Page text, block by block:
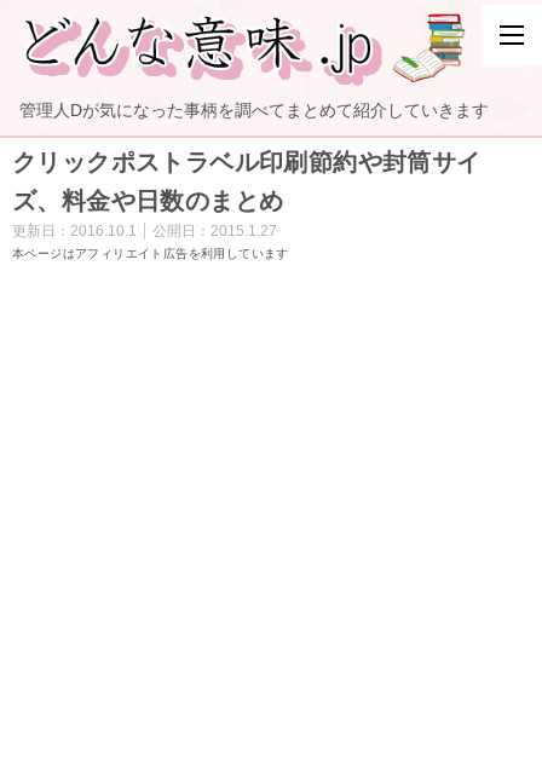
管理人Dが気になった事柄を調べてまとめて紹介していきます
クリックポストラベル印刷節約や封筒サイ
ズ、料金や日数のまとめ
更新日： 2016.10.1 公開日： 2015.1.27
本ページはアフィリエイト広告を利用しています